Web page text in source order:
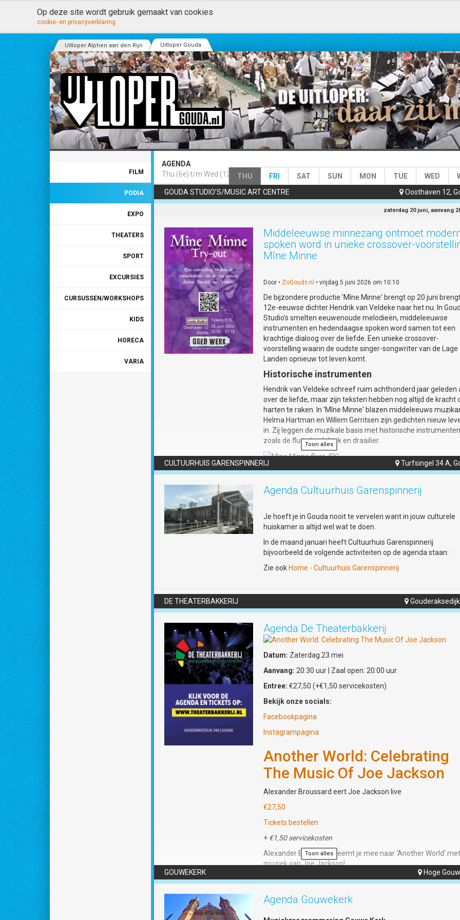
Op deze site wordt gebruik gemaakt van cookies
cookie- en privacyverklaring
Uitloper Alphen aan den Rijn Uitloper Gouda
FILM
PODIA
EXPO
THEATERS
SPORT
EXCURSIES
CURSUSSEN/WORKSHOPS
KIDS
HORECA
VARIA
THU FRI SAT SUN MON TUE WED
AGENDA
Thu (6e) t/m Wed (12e)
GOUDA STUDIO’S/MUSIC ART CENTRE Oosthaven 12,
zaterdag 20 juni, aanvang
Middeleeuwse minnezang ontmoet
spoken word in unieke crossover-
Mîne Minne
Door • ZoGouds.nl • vrijdag 5 juni 2026 om 10:10
De bijzondere productie 'Mîne Minne' brengt op 20 juni
12e-eeuwse dichter Hendrik van Veldeke naar het nu. In
Studio's smelten eeuwenoude melodieën, middeleeuwse
instrumenten en hedendaagse spoken word samen tot een
krachtige dialoog over de liefde. Een unieke crossover-
voorstelling waarin de oudste singer-songwriter van de Lage
Landen opnieuw tot leven komt.
Historische instrumenten
Hendrik van Veldeke schreef ruim achthonderd jaar geleden
over de liefde, maar zijn teksten hebben nog altijd de kracht
harten te raken. In 'Mîne Minne' blazen middeleeuws
Helma Hartman en Willem Gerritsen zijn gedichten nieuw
in. Zij leggen de muzikale basis met historische instrumenten
zoals de fluit, doedelzak en draailier.
Het gevecht met de oude taal
Om de brug naar het heden te slaan, hertaalt Rik Zutphen
(bekend als de Droominee) de minneliederen naar scherpe,
loop station gaat hij de dialoog – en soms het gevecht – aan
de traditionele middeleeuwse muziek. Performer Janne van
maakt het visuele spektakel compleet: in haar rol als 'Vrouw
Voetstuk' reageert zij op stelten op de dynamiek tussen toen
nu.
De regie van deze bijzondere voorstelling is in handen van
Margrethe Beelen. 'Mîne Minne' belooft een
avond te worden waarin historie en moderne straatcultuur
ontmoeten.
Locatie: Gouda Studio's, Oosthaven 12, Gouda
Tijd: 20u00 - 21u15
Tickets: € 15,00 (verkrijgbaar via de website of de QR-code) /
Aan de deur: €17,50
Info:www.muziektheatergoedwerk.nl
Toon alles
CULTUURHUIS GARENSPINNERIJ Turfsingel 34 A,
Agenda Cultuurhuis Garenspinnerij
Je hoeft je in Gouda nooit te vervelen want in jouw culturele
huiskamer is altijd wel wat te doen.
In de maand januari heeft Cultuurhuis Garenspinnerij
bijvoorbeeld de volgende activiteiten op de agenda staan:
Zie ook Home - Cultuurhuis Garenspinnerij
DE THEATERBAKKERIJ 
Agenda De Theaterbakkerij
Datum: Zaterdag 23 mei
Aanvang:20:30 uur | Zaal open: 20:00 uur
Entree:€27,50 (+€1,50 servicekosten)
Bekijk onze socials:
Facebookpagina
Instagrampagina
Another World: Celebrating
The Music Of Joe Jackson
Alexander Broussard eert Joe Jackson live
€27,50
Tickets bestellen
+ €1,50 servicekosten
Alexander Broussard neemt je mee naar ‘Another World’
muziek van Joe Jackson!
Na succesvolle shows als ‘The Billy Joel Experience’ (finalist
Alexander Broussard met zijn vijfkoppige band in het
Toon alles
GOUWEKERK Hoge
Agenda Gouwekerk